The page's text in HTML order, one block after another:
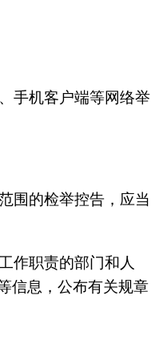
手机客户端等网络举
围的检举控告，应当
作职责的部门和人
信息，公布有关规章